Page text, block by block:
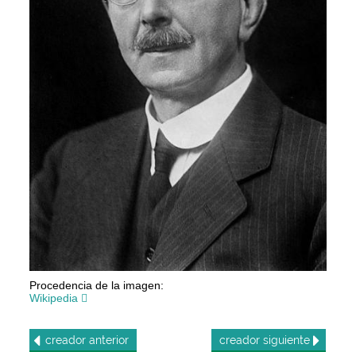
Procedencia de la imagen:
Wikipedia
creador anterior creador siguiente